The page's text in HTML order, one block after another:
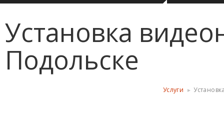
Установка
Подольске
Услуги